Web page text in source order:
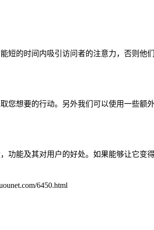
短的时间内吸引访问者的注意力，否则
您想要的行动。另外我们可以使用一些
功能及其对用户的好处。如果能够让它
6450.html